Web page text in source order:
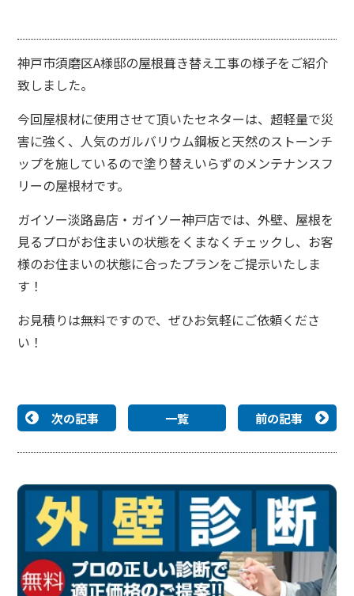
神戸市須磨区A様邸の屋根葺き替え工事の様子をご紹介
致しました。
今回屋根材に使用させて頂いたセネターは、超軽量で災
害に強く、 人気のガルバリウム鋼板と天然のストーンチ
ップを施しているので塗り替えいらずのメンテナンスフ
リーの屋根材です。
ガイソー淡路島店・ガイソー神戸店では、外壁、屋根を
見るプロがお住まいの状態をくまなくチェックし、お客
様のお住まいの状態に合ったプランをご提示いたしま
す！
お見積りは無料ですので、ぜひお気軽にご依頼くださ
い！
次の記事 一覧 前の記事